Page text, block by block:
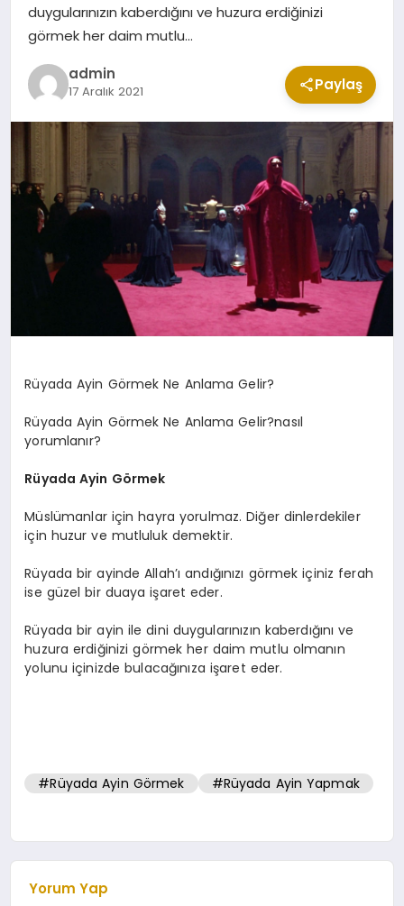
KABE CANLI YAYIN
duygularınızın kaberdığını ve huzura erdiğinizi
görmek her daim mutlu…
admin
17 Aralık 2021 Paylaş
Rüyada Ayin Görmek Ne Anlama Gelir?
Rüyada Ayin Görmek Ne Anlama Gelir?nasıl
yorumlanır?
Rüyada Ayin Görmek
Müslümanlar için hayra yorulmaz. Diğer dinlerdekiler
için huzur ve mutluluk demektir.
Rüyada bir ayinde Allah’ı andığınızı görmek içiniz ferah
ise güzel bir duaya işaret eder.
Rüyada bir ayin ile dini duygularınızın kaberdığını ve
huzura erdiğinizi görmek her daim mutlu olmanın
yolunu içinizde bulacağınıza işaret eder.
#Rüyada Ayin Görmek #Rüyada Ayin Yapmak
Yorum Yap